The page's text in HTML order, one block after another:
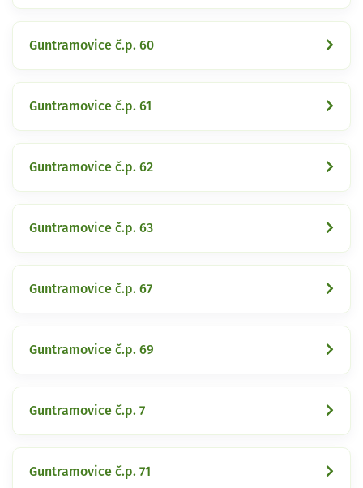
Guntramovice č.p. 60
Guntramovice č.p. 61
Guntramovice č.p. 62
Guntramovice č.p. 63
Guntramovice č.p. 67
Guntramovice č.p. 69
Guntramovice č.p. 7
Guntramovice č.p. 71